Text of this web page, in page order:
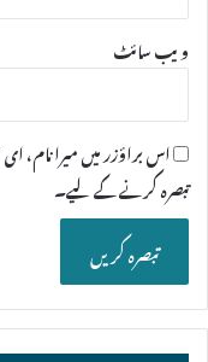
ویب‌ سائٹ
اس براؤزر میں میرا نام،
تبصرہ کرنے کےلیے۔